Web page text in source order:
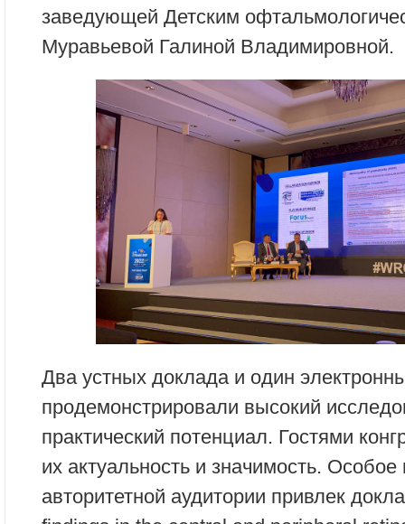
заведующей Детским
Муравьевой Галиной Владимировной.
Два устных доклада и один
продемонстрировали высокий
практический потенциал. Гостями
их актуальность и значимость.
авторитетной аудитории привлек